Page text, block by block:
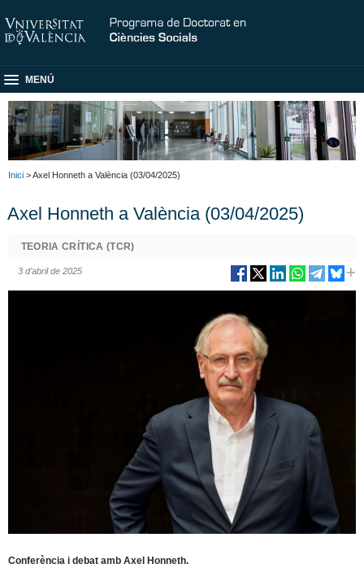
MENÚ
Inici > Axel Honneth a València (03/04/2025)
Axel Honneth a València (03/04/2025)
TEORIA CRÍTICA (TCR)
3 d’abril de 2025
Conferència i debat amb Axel Honneth.